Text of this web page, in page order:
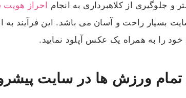
و جلوگیری از کلاهبرداری به انجام
احراز
بسیار راحت و آسان می‌ باشد. این فرآیند
را به همراه یک عکس آپلود نمایید.
تمام ورزش ها در سایت